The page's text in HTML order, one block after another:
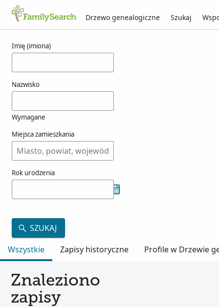
Drzewo genealogiczne Szukaj
Imię (imiona)
Nazwisko
Wymagane
Miejsca zamieszkania
Rok urodzenia
SZUKAJ
Wszystkie
Zapisy historyczne Profile w Drzewie
Znaleziono
zapisy